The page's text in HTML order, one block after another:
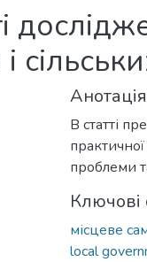
Анотація
В статті
проблеми
Ключові
місцеве
local